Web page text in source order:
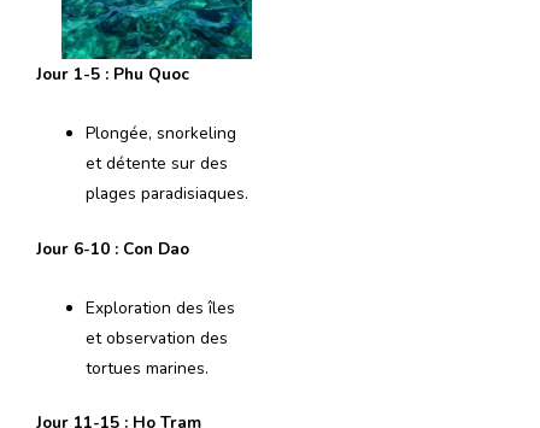
Jour 1-5 : Phu Quoc
Plongée, snorkeling
et détente sur des
plages paradisiaques.
Jour 6-10 : Con Dao
Exploration des îles
et observation des
tortues marines.
Jour 11-15 : Ho Tram